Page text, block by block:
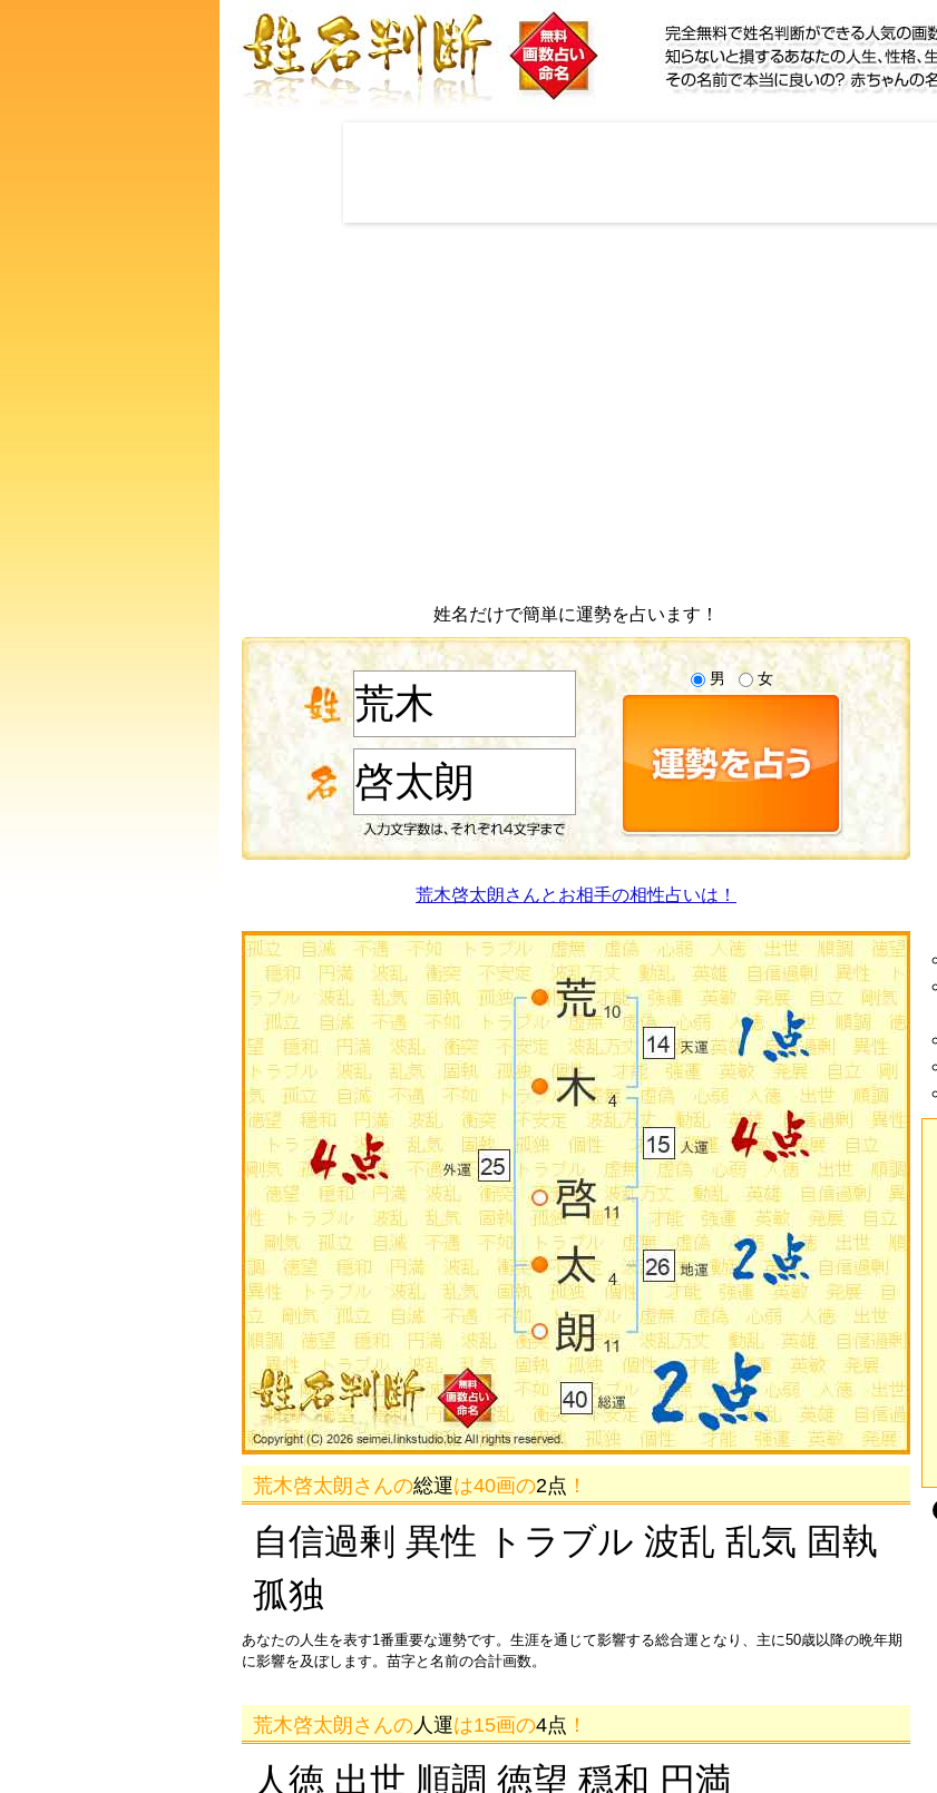
姓名だけで簡単に運勢を占います！
男 女
荒木啓太朗さんとお相手の相性占いは！
荒木啓太朗さんの総運は40画の2点 ！
自信過剰 異性 トラブル 波乱 乱気 固執
孤独
あなたの人生を表す1番重要な運勢です。生涯を通じて影響する総合運となり、主に50歳以降の晩年期
に影響を及ぼします。苗字と名前の合計画数。
荒木啓太朗さんの 人運は15画の4点 ！
人徳 出世 順調 徳望 穏和 円満